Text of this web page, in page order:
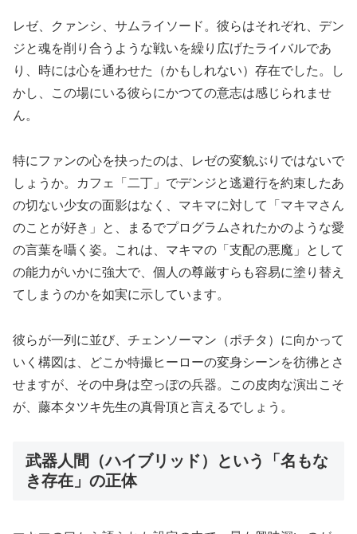
レゼ、クァンシ、サムライソード。彼らはそれぞれ、デン
ジと魂を削り合うような戦いを繰り広げたライバルであ
り、時には心を通わせた（かもしれない）存在でした。し
かし、この場にいる彼らにかつての意志は感じられませ
ん。
特にファンの心を抉ったのは、レゼの変貌ぶりではないで
しょうか。カフェ「二丁」でデンジと逃避行を約束したあ
の切ない少女の面影はなく、マキマに対して「マキマさん
のことが好き」と、まるでプログラムされたかのような愛
の言葉を囁く姿。これは、マキマの「支配の悪魔」として
の能力がいかに強大で、個人の尊厳すらも容易に塗り替え
てしまうのかを如実に示しています。
彼らが一列に並び、チェンソーマン（ポチタ）に向かって
いく構図は、どこか特撮ヒーローの変身シーンを彷彿とさ
せますが、その中身は空っぽの兵器。この皮肉な演出こそ
が、藤本タツキ先生の真骨頂と言えるでしょう。
武器人間（ハイブリッド）という「名もな
き存在」の正体